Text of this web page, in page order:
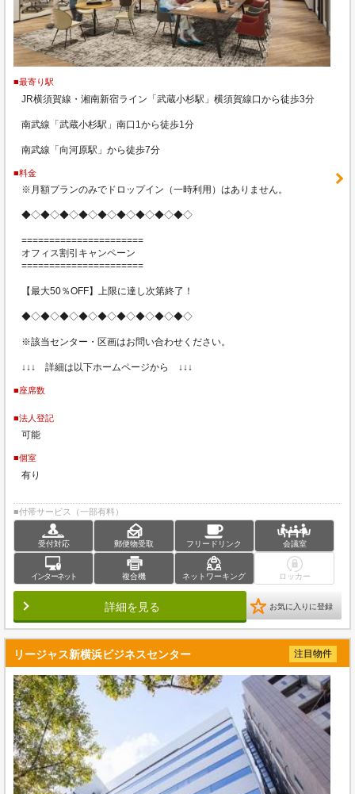
■最寄り駅
JR横須賀線・湘南新宿ライン「武蔵小杉駅」横須賀線口から徒歩3分
南武線「武蔵小杉駅」南口1から徒歩1分
南武線「向河原駅」から徒歩7分
■料金
※月額プランのみでドロップイン（一時利用）はありません。
◆◇◆◇◆◇◆◇◆◇◆◇◆◇◆◇◆◇
======================
オフィス割引キャンペーン
======================
【最大50％OFF】上限に達し次第終了！
◆◇◆◇◆◇◆◇◆◇◆◇◆◇◆◇◆◇
※該当センター・区画はお問い合わせください。
↓↓↓ 詳細は以下ホームページから ↓↓↓
■座席数
■法人登記
可能
■個室
有り
■付帯サービス（一部有料）
受付対応 郵便物受取 フリードリンク 会議室
インターネット 複合機 ネットワーキング ロッカー
詳細を見る お気に入りに登録
リージャス新横浜ビジネスセンター 注目物件